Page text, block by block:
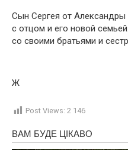
Сын Сергея от
с отцом и его новой
со своими братьями и
Ж
Post Views: 2 146